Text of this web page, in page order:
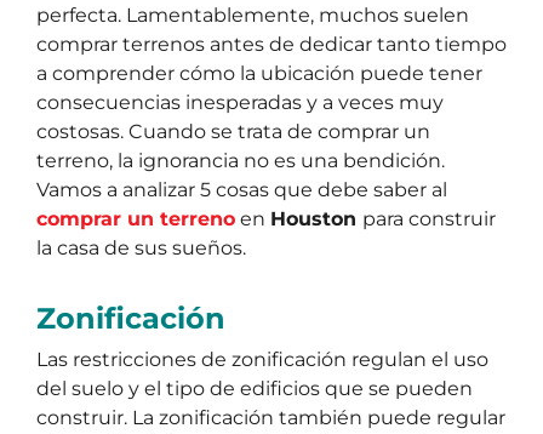
perfecta. Lamentablemente, muchos suelen
comprar terrenos antes de dedicar tanto tiempo
a comprender cómo la ubicación puede tener
consecuencias inesperadas y a veces muy
costosas. Cuando se trata de comprar un
terreno, la ignorancia no es una bendición.
Vamos a analizar 5 cosas que debe saber al
comprar un terreno en Houston para construir
la casa de sus sueños.
Zonificación
Las restricciones de zonificación regulan el uso
del suelo y el tipo de edificios que se pueden
construir. La zonificación también puede regular